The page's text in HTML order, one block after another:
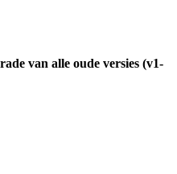
van alle oude versies (v1-